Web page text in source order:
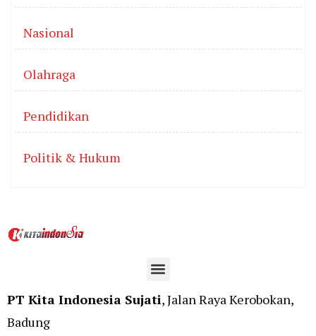
Nasional
Olahraga
Pendidikan
Politik & Hukum
PT Kita Indonesia Sujati, Jalan Raya Kerobokan,
Badung